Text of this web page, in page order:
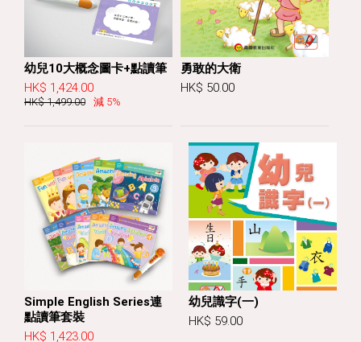
幼兒10大概念圖卡+點讀筆
HK$ 1,424.00
HK$ 1,499.00 減 5%
勇敢的大衛
HK$ 50.00
Simple English Series連
點讀筆套裝
HK$ 1,423.00
幼兒識字(一)
HK$ 59.00